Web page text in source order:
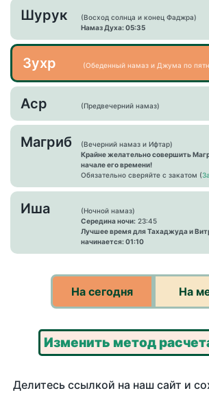
Шурук
(Восход солнца и конец Фаджра)
Намаз Духа: 05:35
Зухр (Обеденный намаз и Джума по
Аср (Предвечерний намаз)
Магриб
(Вечерний намаз и Ифтар)
Крайне желательно совершить
начале его времени!
Обязательно сверяйте с закатом (
Иша
(Ночной намаз)
Середина ночи: 23:45
Лучшее время для Тахаджуда и
начинается: 01:10
На сегодня На
Изменить метод
Делитесь ссылкой на наш сайт и